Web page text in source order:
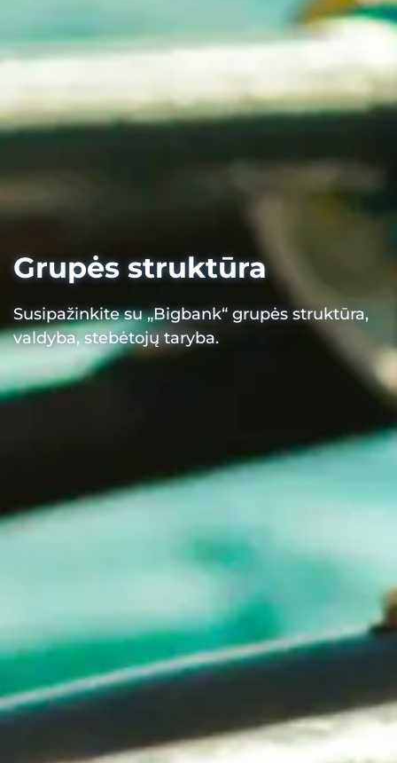
Grupės struktūra
Susipažinkite su „Bigbank“ grupės struktūra,
valdyba, stebėtojų taryba.